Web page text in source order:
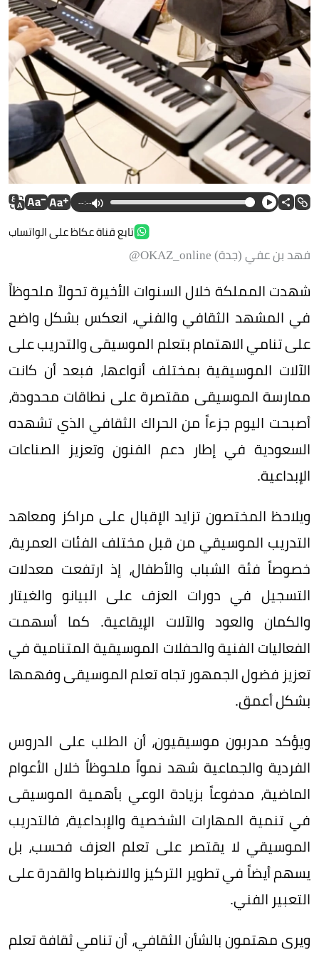
--:--
تابع قناة عكاظ على الواتساب
فهد بن عفي (جدة) OKAZ_online@
شهدت المملكة خلال السنوات الأخيرة تحولاً ملحوظاً
في المشهد الثقافي والفني، انعكس بشكل واضح
على تنامي الاهتمام بتعلم الموسيقى والتدريب على
الآلات الموسيقية بمختلف أنواعها، فبعد أن كانت
ممارسة الموسيقى مقتصرة على نطاقات محدودة،
أصبحت اليوم جزءاً من الحراك الثقافي الذي تشهده
السعودية في إطار دعم الفنون وتعزيز الصناعات
الإبداعية.
ويلاحظ المختصون تزايد الإقبال على مراكز ومعاهد
التدريب الموسيقي من قبل مختلف الفئات العمرية،
خصوصاً فئة الشباب والأطفال، إذ ارتفعت معدلات
التسجيل في دورات العزف على البيانو والغيتار
والكمان والعود والآلات الإيقاعية. كما أسهمت
الفعاليات الفنية والحفلات الموسيقية المتنامية في
تعزيز فضول الجمهور تجاه تعلم الموسيقى وفهمها
بشكل أعمق.
ويؤكد مدربون موسيقيون، أن الطلب على الدروس
الفردية والجماعية شهد نمواً ملحوظاً خلال الأعوام
الماضية، مدفوعاً بزيادة الوعي بأهمية الموسيقى
في تنمية المهارات الشخصية والإبداعية، فالتدريب
الموسيقي لا يقتصر على تعلم العزف فحسب، بل
يسهم أيضاً في تطوير التركيز والانضباط والقدرة على
التعبير الفني.
ويرى مهتمون بالشأن الثقافي، أن تنامي ثقافة تعلم